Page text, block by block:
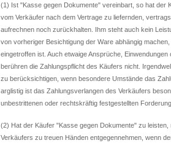
(1) Ist "Kasse gegen Dokumente" vereinbart, so hat der
vom Verkäufer nach dem Vertrage zu liefernden,
aufrechnen noch zurückhalten. Ihm steht auch kein
von vorheriger Besichtigung der Ware abhängig
eingetroffen ist. Auch etwaige Ansprüche,
berühren die Zahlungspflicht des Käufers nicht.
zu berücksichtigen, wenn besondere Umstände das
arglistig ist das Zahlungsverlangen des Verkäufers
unbestrittenen oder rechtskräftig festgestellten
(2) Hat der Käufer "Kasse gegen Dokumente" zu
Verkäufers zu treuen Händen entgegennehmen, wenn